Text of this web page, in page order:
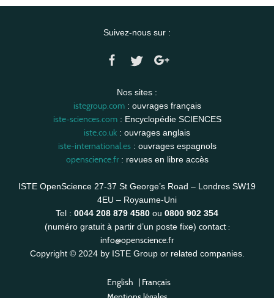
Suivez-nous sur :
Nos sites :
istegroup.com: ouvrages français
iste-sciences.com: Encyclopédie SCIENCES
iste.co.uk : ouvrages anglais
iste-international.es: ouvrages espagnols
openscience.fr: revues en libre accès
ISTE OpenScience 27-37 St George’s Road – Londres SW19
4EU – Royaume-Uni
Tel : 0044 208 879 4580 ou 0800 902 354
(numéro gratuit à partir d’un poste fixe) contact :
info@openscience.fr
Copyright © 2024 by ISTE Group or related companies.
English | Français